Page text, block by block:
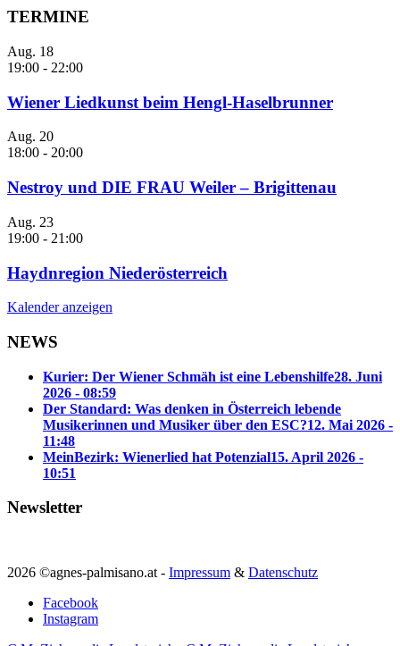
TERMINE
Aug. 18
19:00 - 22:00
Wiener Liedkunst beim Hengl-Haselbrunner
Aug. 20
18:00 - 20:00
Nestroy und DIE FRAU Weiler – Brigittenau
Aug. 23
19:00 - 21:00
Haydnregion Niederösterreich
Kalender anzeigen
NEWS
Kurier: Der Wiener Schmäh ist eine Lebenshilfe28. Juni
2026 - 08:59
Der Standard: Was denken in Österreich lebende
Musikerinnen und Musiker über den ESC?12. Mai 2026 -
11:48
MeinBezirk: Wienerlied hat Potenzial15. April 2026 -
10:51
Newsletter
2026 ©agnes-palmisano.at - Impressum & Datenschutz
Facebook
Instagram